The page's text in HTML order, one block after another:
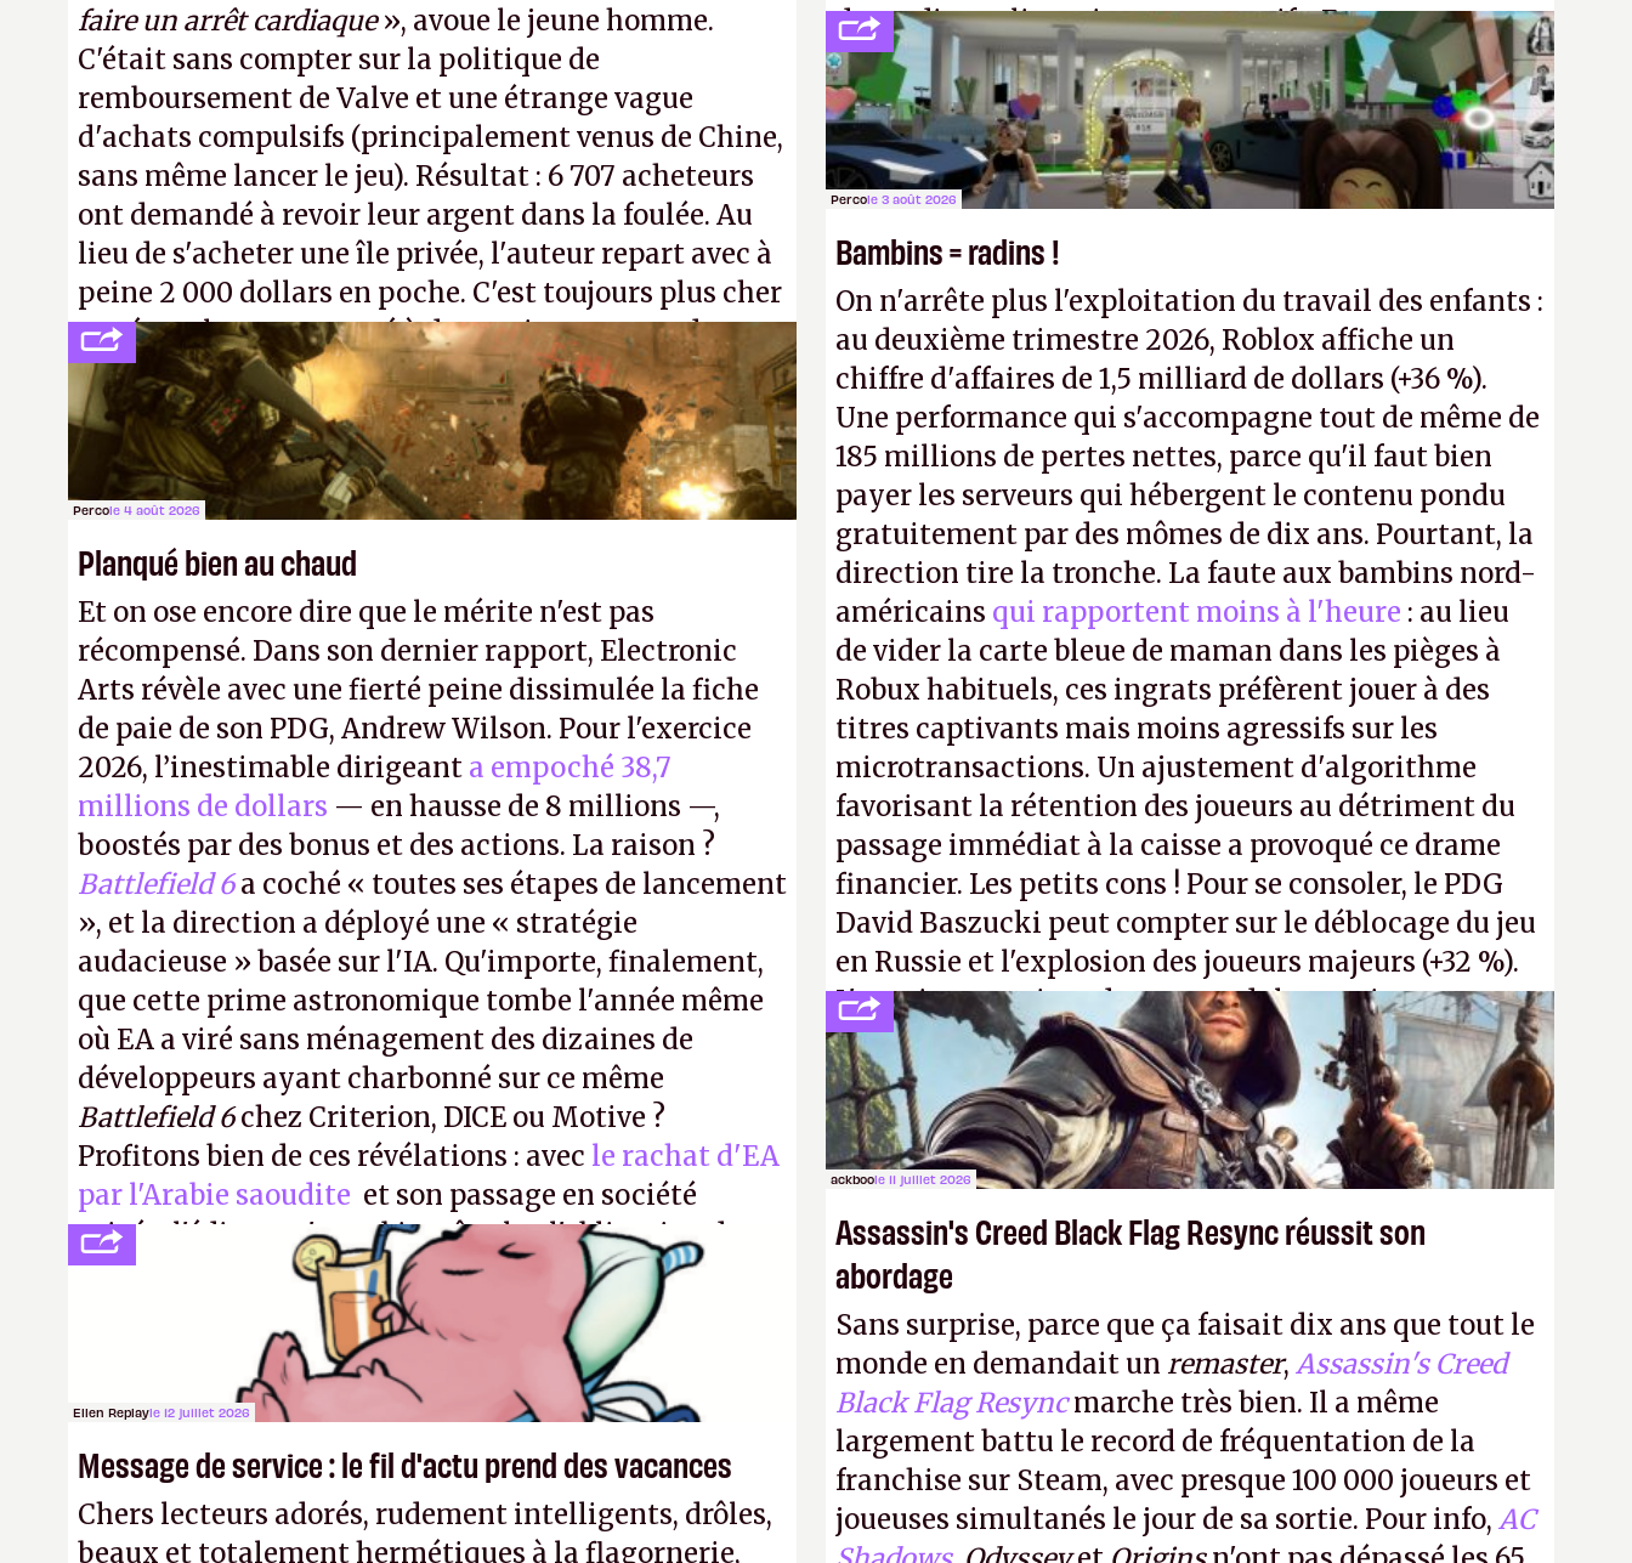
faire un arrêt cardiaque», avoue le jeune homme.
C'était sans compter sur la politique de
remboursement de Valve et une étrange vague
d'achats compulsifs (principalement venus de Chine,
sans même lancer le jeu). Résultat : 6 707 acheteurs
ont demandé à revoir leur argent dans la foulée. Au
lieu de s'acheter une île privée, l'auteur repart avec à
peine 2 000 dollars en poche. C'est toujours plus cher
payé que le temps passé à dev, mais ça apprendra aux
petits malins qu'on ne braque pas Gabe Newell aussi
facilement.P.
de studios et licenciements massifs. En gros, essorer
FCet Battlefield, puis virer le reste.P.
Percole 4 août 2026
Planqué bien au chaud
Et on ose encore dire que le mérite n'est pas
récompensé. Dans son dernier rapport, Electronic
Arts révèle avec une fierté peine dissimulée la fiche
de paie de son PDG, Andrew Wilson. Pour l'exercice
2026, l’inestimable dirigeant a empoché 38,7
millions de dollars — en hausse de 8 millions —,
boostés par des bonus et des actions. La raison ?
Battlefield 6a coché « toutes ses étapes de lancement
», et la direction a déployé une « stratégie
audacieuse » basée sur l'IA. Qu'importe, finalement,
que cette prime astronomique tombe l'année même
où EA a viré sans ménagement des dizaines de
développeurs ayant charbonné sur ce même
Battlefield 6chez Criterion, DICE ou Motive ?
Profitons bien de ces révélations : avec le rachat d'EA
par l'Arabie saoudite et son passage en société
privée, l'éditeur n'aura bientôt plus l'obligation de
publier ses bilans. Encore une victoire pour la
Percole 3 août 2026
Bambins = radins !
On n'arrête plus l'exploitation du travail des enfants :
au deuxième trimestre 2026, Roblox affiche un
chiffre d'affaires de 1,5 milliard de dollars (+36 %).
Une performance qui s'accompagne tout de même de
185 millions de pertes nettes, parce qu'il faut bien
payer les serveurs qui hébergent le contenu pondu
gratuitement par des mômes de dix ans. Pourtant, la
direction tire la tronche. La faute aux bambins nord-
américains qui rapportent moins à l'heure : au lieu
de vider la carte bleue de maman dans les pièges à
Robux habituels, ces ingrats préfèrent jouer à des
titres captivants mais moins agressifs sur les
microtransactions. Un ajustement d'algorithme
favorisant la rétention des joueurs au détriment du
passage immédiat à la caisse a provoqué ce drame
financier. Les petits cons ! Pour se consoler, le PDG
David Baszucki peut compter sur le déblocage du jeu
en Russie et l'explosion des joueurs majeurs (+32 %).
L'avenir appartient donc aux adultes, qui ne sont
jamais que des enfants avec du pouvoir d'achat.P.
Ellen Replayle 12 juillet 2026
Message de service : le fil d'actu prend des vacances
Chers lecteurs adorés, rudement intelligents, drôles,
beaux et totalement hermétiques à la flagornerie,
ackboole 11 juillet 2026
Assassin's Creed Black Flag Resync réussit son
abordage
Sans surprise, parce que ça faisait dix ans que tout le
monde en demandait un remaster, Assassin's Creed
Black Flag Resyncmarche très bien. Il a même
largement battu le record de fréquentation de la
franchise sur Steam, avec presque 100 000 joueurs et
joueuses simultanés le jour de sa sortie. Pour info, AC